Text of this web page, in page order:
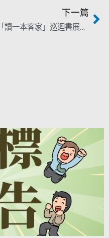
下一篇
「讀一本客家」巡迴書展到屏東萬巒五溝水、新竹北埔